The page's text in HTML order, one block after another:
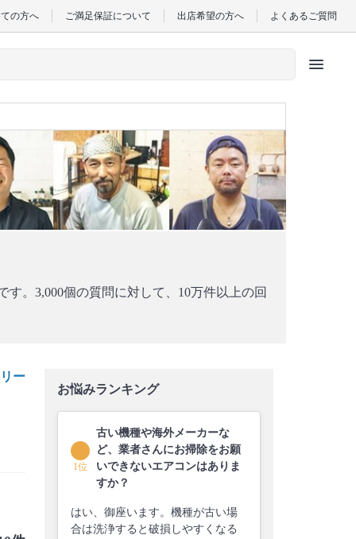
の方へ ご満足保証について 出店希望の方へ よくあるご質問
menu
。3,000個の質問に対して、10万件以上の回
ー
お悩みランキング
1位
古い機種や海外メーカーな
ど、業者さんにお掃除をお願
いできないエアコンはありま
すか？
はい、御座います。機種が古い場
合は洗浄すると破損しやすくなる